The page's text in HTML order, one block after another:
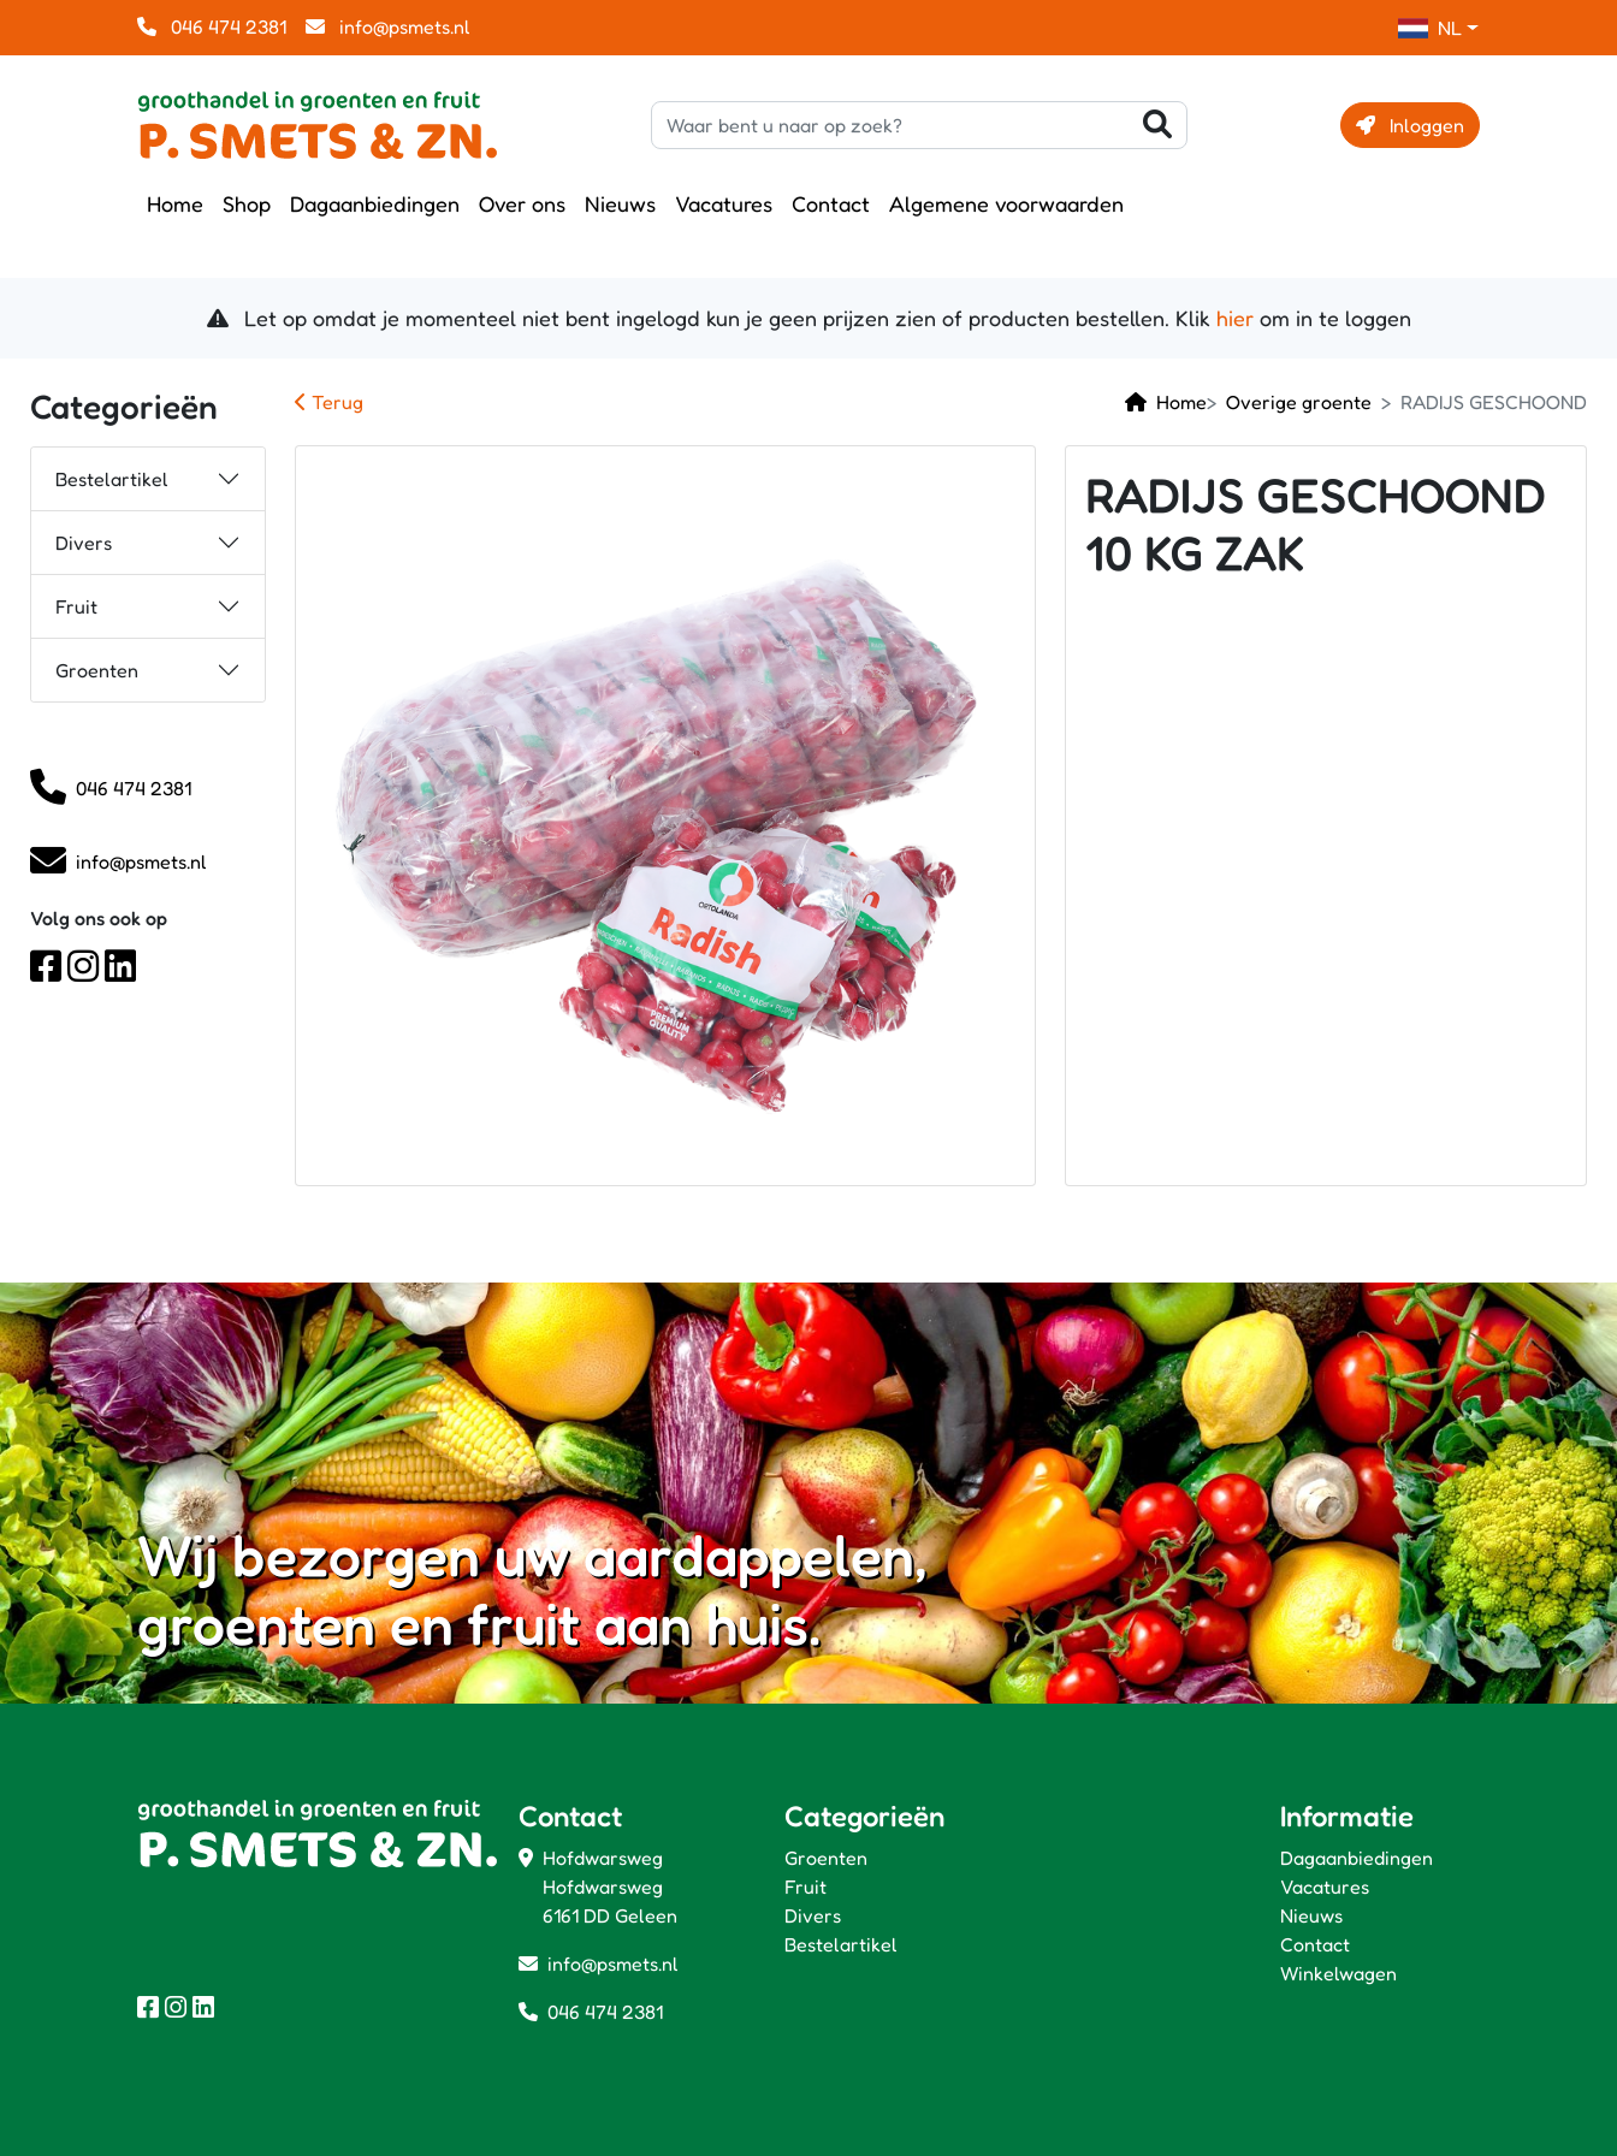
046 474 2381 info@psmets.nl NL
Inloggen
Home Shop Dagaanbiedingen Over ons Nieuws Vacatures Contact Algemene voorwaarden
Let op omdat je momenteel niet bent ingelogd kun je geen prijzen zien of producten bestellen. Klik hierom in te loggen
Categorieën
Bestelartikel
Divers
Fruit
Groenten
046 474 2381
info@psmets.nl
Volg ons ook op
Terug Home Overige groente RADIJS GESCHOOND
RADIJS GESCHOOND
10 KG ZAK
Wij bezorgen uw aardappelen,
groenten en fruit aan huis.
Contact
Hofdwarsweg
Hofdwarsweg
6161 DD Geleen
info@psmets.nl
046 474 2381
Categorieën
Groenten
Fruit
Divers
Bestelartikel
Informatie
Dagaanbiedingen
Vacatures
Nieuws
Contact
Winkelwagen